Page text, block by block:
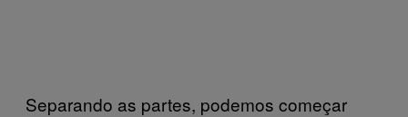
Separando as partes, podemos começar